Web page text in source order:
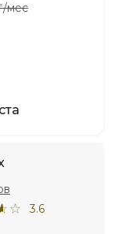
мес
3.6